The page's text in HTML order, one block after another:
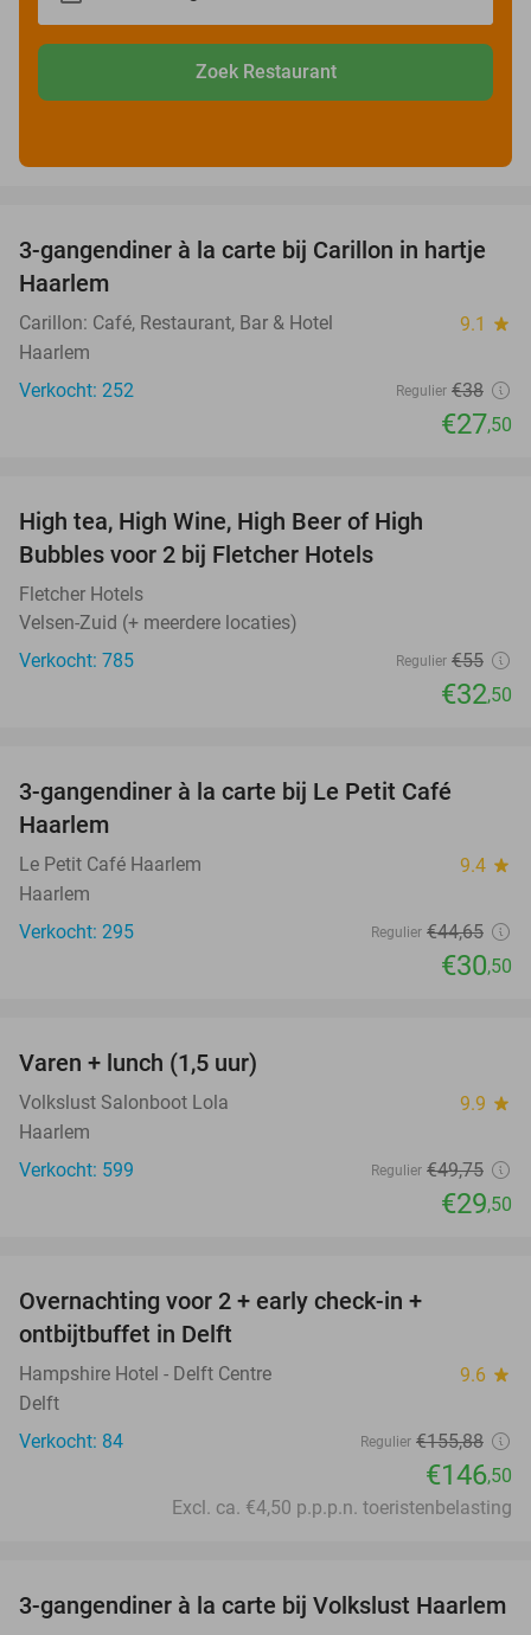
Zoek Restaurant
28%
3-gangendiner à la carte bij Carillon in hartje
Haarlem
Carillon: Café, Restaurant, Bar & Hotel 9.1 star
Haarlem
Verkocht: 252
Regulier €38
€27,50
High tea, High Wine, High Beer of High
Bubbles voor 2 bij Fletcher Hotels
Fletcher Hotels
Velsen-Zuid (+ meerdere locaties)
Verkocht: 785
Regulier €55
€32,50
3-gangendiner à la carte bij Le Petit Café
Haarlem
Le Petit Café Haarlem 9.4 star
Haarlem
Verkocht: 295
Regulier €44,65
€30,50
Varen + lunch (1,5 uur)
Volkslust Salonboot Lola 9.9 star
Haarlem
Verkocht: 599
Regulier €49,75
€29,50
Overnachting voor 2 + early check-in +
ontbijtbuffet in Delft
Hampshire Hotel - Delft Centre 9.6 star
Delft
Verkocht: 84
Regulier €155,88
€146,50
Excl. ca. €4,50 p.p.p.n. toeristenbelasting
43%
3-gangendiner à la carte bij Volkslust Haarlem